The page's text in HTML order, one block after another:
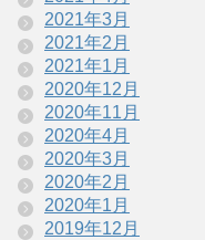
2021年3月
2021年2月
2021年1月
2020年12月
2020年11月
2020年4月
2020年3月
2020年2月
2020年1月
2019年12月